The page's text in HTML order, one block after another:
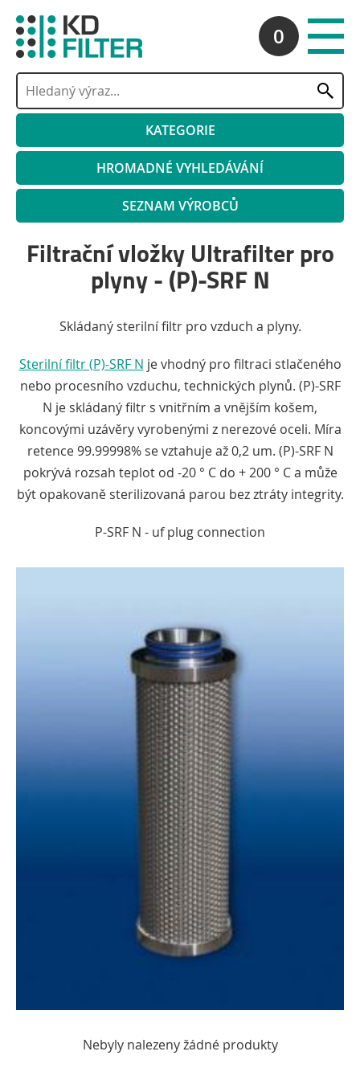
0
KATEGORIE
HROMADNÉ VYHLEDÁVÁNÍ
SEZNAM VÝROBCŮ
Filtrační vložky Ultrafilter pro
plyny - (P)-SRF N
Skládaný sterilní filtr pro vzduch a plyny.
Sterilní filtr (P)-SRF N je vhodný pro filtraci stlačeného
nebo procesního vzduchu, technických plynů. (P)-SRF
N je skládaný filtr s vnitřním a vnějším košem,
koncovými uzávěry vyrobenými z nerezové oceli. Míra
retence 99.99998% se vztahuje až 0,2 um. (P)-SRF N
pokrývá rozsah teplot od -20 ° C do + 200 ° C a může
být opakovaně sterilizovaná parou bez ztráty integrity.
P-SRF N - uf plug connection
Nebyly nalezeny žádné produkty